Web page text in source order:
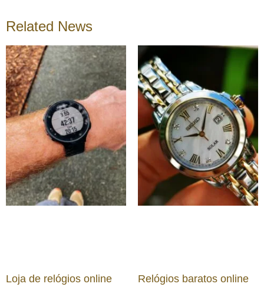
Related News
Loja de relógios online
Relógios baratos online